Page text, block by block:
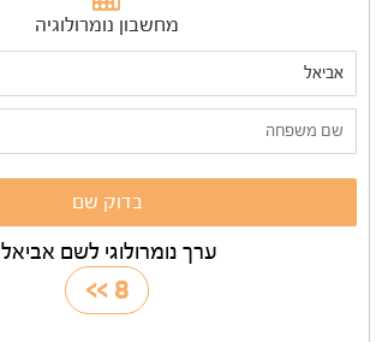
מחשבון נומרולוגיה
ערך נומרולוגי לשם אביאל
8
>>